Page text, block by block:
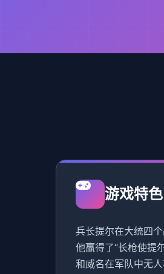
游戏特色
兵长提尔在大统四
他赢得了“长枪使提
和威名在军队中无